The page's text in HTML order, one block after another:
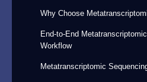
Why Choose
End-to-End
Workflow
Metatranscriptomic